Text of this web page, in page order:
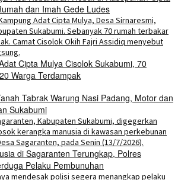
dan Imah Gede Ludes
Cipta Mulya Cisolok Sukabumi, 70
Warga Terdampak
Tabrak Warung Nasi Padang, Motor dan
Sukabumi
di Sagaranten Terungkap, Polres
Pelaku Pembunuhan